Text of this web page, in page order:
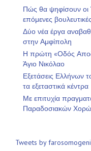
Πώς θα ψηφίσουν οι
επόμενες
Δύο νέα έργα
στην Αμφίπολη
Η πρώτη «Οδός
Άγιο Νικόλαο
Εξετάσεις Ελλήνων
τα εξεταστικά κέντρα
Με επιτυχία
Παραδοσιακών
Tweets by